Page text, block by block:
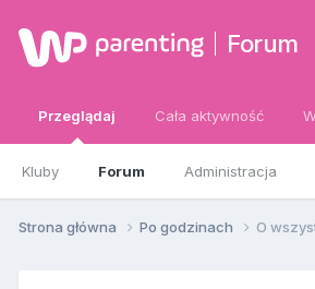
Forum
Przeglądaj
Kluby Forum Administracja
Cała aktywność
Strona główna Po godzinach O